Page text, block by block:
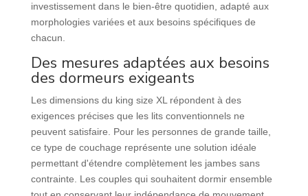
investissement dans le bien-être quotidien, adapté aux
morphologies variées et aux besoins spécifiques de
chacun.
Des mesures adaptées aux besoins
des dormeurs exigeants
Les dimensions du king size XL répondent à des
exigences précises que les lits conventionnels ne
peuvent satisfaire. Pour les personnes de grande taille,
ce type de couchage représente une solution idéale
permettant d'étendre complètement les jambes sans
contrainte. Les couples qui souhaitent dormir ensemble